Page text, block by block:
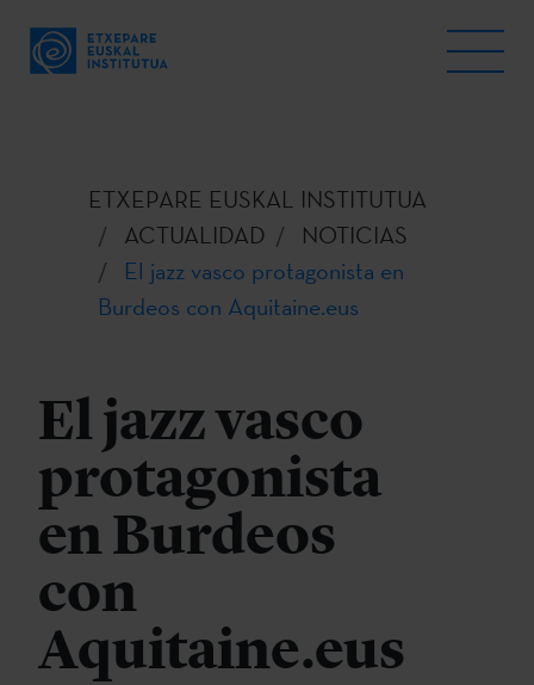
ETXEPARE EUSKAL INSTITUTUA
ACTUALIDAD
NOTICIAS
El jazz vasco protagonista en
Burdeos con Aquitaine.eus
El jazz vasco
protagonista
en Burdeos
con
Aquitaine.eus